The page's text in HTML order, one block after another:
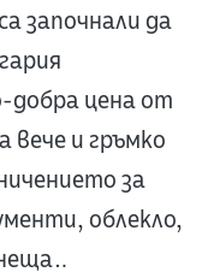
започнали да
добра цена от
вече и гръмко
за
облекло,